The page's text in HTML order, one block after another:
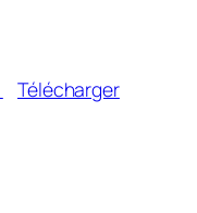
Télécharger